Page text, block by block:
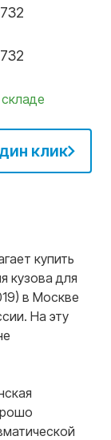
клик
купить
кузова для
в Москве
На эту